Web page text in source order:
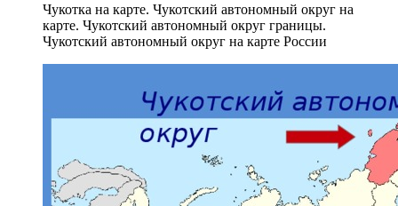
Чукотка на карте. Чукотский автономный округ на
карте. Чукотский автономный округ границы.
Чукотский автономный округ на карте России